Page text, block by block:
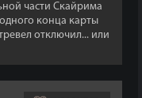
части Скайрима
конца карты
отключил... или